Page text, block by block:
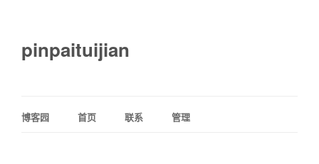
pinpaituijian
博客园 首页 联系 管理